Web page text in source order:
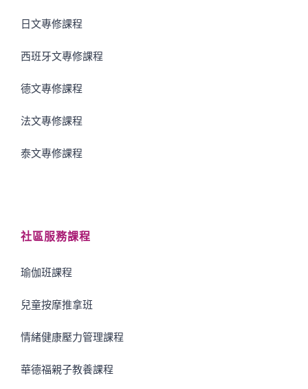
日文專修課程
西班牙文專修課程
德文專修課程
法文專修課程
泰文專修課程
社區服務課程
瑜伽班課程
兒童按摩推拿班
情緒健康壓力管理課程
華德福親子教養課程